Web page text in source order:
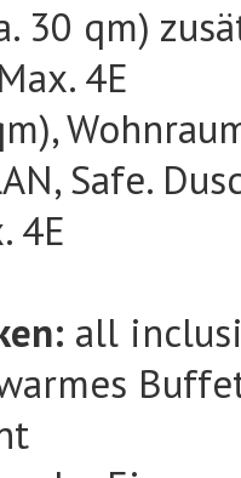
30 qm)
4E
Safe.
4E
all